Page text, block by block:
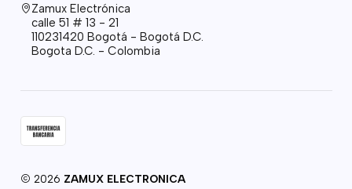
Zamux Electrónica
calle 51 # 13 - 21
110231420 Bogotá - Bogotá D.C.
Bogota D.C. - Colombia
2026 ZAMUX ELECTRONICA